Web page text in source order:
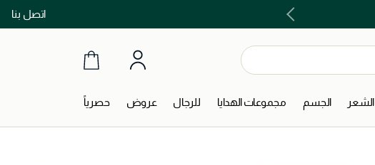
اتصل بنااشتري الآن و ادفع لاحقاً مع تابي و تمارا!
الشعر الجسم مجموعات الهدايا للرجال عروض حصرياً